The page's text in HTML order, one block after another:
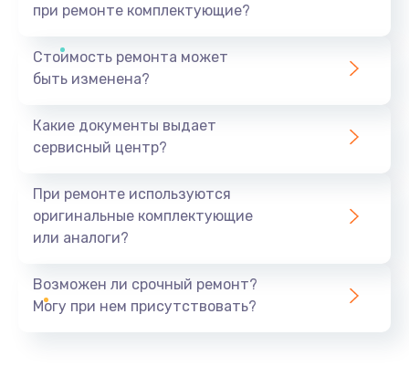
при ремонте комплектующие?
Стоимость ремонта может
быть изменена?
Какие документы выдает
сервисный центр?
При ремонте используются
оригинальные комплектующие
или аналоги?
Возможен ли срочный ремонт?
Могу при нем присутствовать?